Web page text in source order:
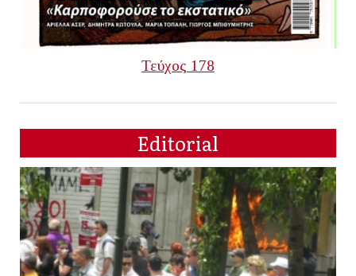
Τεύχος 178
Editorial